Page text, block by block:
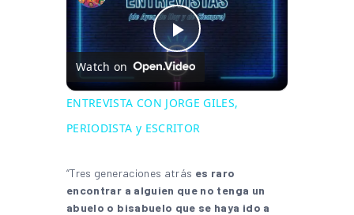
Play Video
Watch on
ENTREVISTA CON JORGE GILES,
PERIODISTA y ESCRITOR
“Tres generaciones atrás es raro
encontrar a alguien que no tenga un
abuelo o bisabuelo que se haya ido a